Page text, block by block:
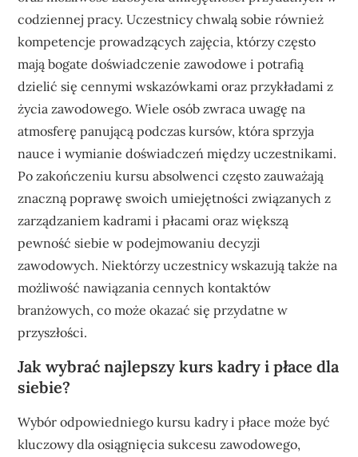
codziennej pracy. Uczestnicy chwalą sobie również
kompetencje prowadzących zajęcia, którzy często
mają bogate doświadczenie zawodowe i potrafią
dzielić się cennymi wskazówkami oraz przykładami z
życia zawodowego. Wiele osób zwraca uwagę na
atmosferę panującą podczas kursów, która sprzyja
nauce i wymianie doświadczeń między uczestnikami.
Po zakończeniu kursu absolwenci często zauważają
znaczną poprawę swoich umiejętności związanych z
zarządzaniem kadrami i płacami oraz większą
pewność siebie w podejmowaniu decyzji
zawodowych. Niektórzy uczestnicy wskazują także na
możliwość nawiązania cennych kontaktów
branżowych, co może okazać się przydatne w
przyszłości.
Jak wybrać najlepszy kurs kadry i płace dla
siebie?
Wybór odpowiedniego kursu kadry i płace może być
kluczowy dla osiągnięcia sukcesu zawodowego,